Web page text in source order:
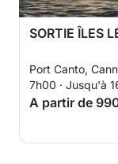
SORTIE ÎLES
Port Canto,
7h00 · Jusqu'à
A partir de